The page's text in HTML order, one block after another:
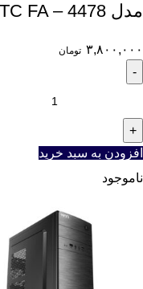
مدل TC FA – 4478
۳,۸۰۰,۰۰۰ تومان
افزودن به سبد خرید
ناموجود